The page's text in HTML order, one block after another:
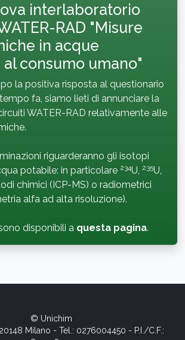
interlaboratorio
RAD "Misure
in acque
consumo umano"
la positiva risposta al questionario
fa, siamo lieti di annunciare la
WATER-RAD relativamente alle
riguarderanno gli isotopi
potabile: in particolare 234U, 235U,
chimici (ICP-MS) o radiometrici
alfa ad alta risoluzione).
disponibili a questa pagina.
© Unichim
Milano - Tel.: 0276004450 - P.I./C.F.: